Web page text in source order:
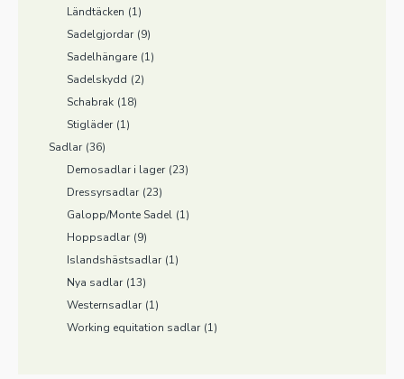
Ländtäcken (1)
Sadelgjordar (9)
Sadelhängare (1)
Sadelskydd (2)
Schabrak (18)
Stigläder (1)
Sadlar (36)
Demosadlar i lager (23)
Dressyrsadlar (23)
Galopp/Monte Sadel (1)
Hoppsadlar (9)
Islandshästsadlar (1)
Nya sadlar (13)
Westernsadlar (1)
Working equitation sadlar (1)